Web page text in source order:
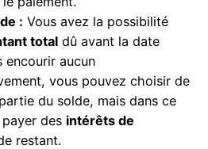
: Vous avez la possibilité
total dû avant la date
encourir aucun
vous pouvez choisir de
du solde, mais dans ce
des intérêts de
restant.